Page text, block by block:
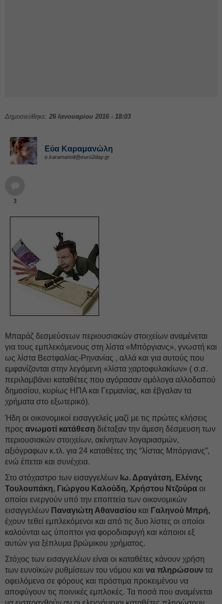
Δημοσιεύθηκε: 26 Ιανουαρίου 2016 - 18:03
Εύα Καραμανώλη
e.karamanoli@euro2day.gr
3
Μπαράζ δεσμεύσεων περιουσιακών στοιχείων αναμένεται
για τους εμπλεκόμενους στη λίστα «Μπόργιανς», γνωστή και
ως λίστα Βεστφαλίας-Ρηνανίας , αλλά και για αυτούς που
εμφανίζονται στην λεγόμενη «λίστα χαρτοφυλακίων» ( σ.σ.
περιλαμβάνει καταθέτες που αγόρασαν ομόλογα αλλοδαπού
δημοσίου, κυρίως ΗΠΑ και Γερμανίας, και έβγαλαν τα
χρήματα στο εξωτερικό).
Ήδη οι οικονομικοί εισαγγελείς μαζί με τις πρώτες κλήσεις
προς ανωμοτί κατάθεση διέταξαν την άμεση δέσμευση των
περιουσιακών στοιχείων, ακίνητων λογαριασμών,
αξιόγραφων κ.τλ. για 24 καταθέτες της “λίστας Μπόργιανς”,
ενώ έπεται και συνέχεια.
Στο στόχαστρο των εισαγγελέων Ιω. Δραγάτση, Ελένης
Τουλουπάκη, Γιώργου Καλούδη, Χρήστου Ντζούρα οι
οποίοι ενεργούν υπό την εποπτεία των οικονομικών
εισαγγελέων Παναγιώτη Αθανασίου και Γαληνού Μπρή,
έχουν τεθεί εμπλεκόμενοι και από τις δυο λίστες οι οποίοι
καλούνται ως ύποπτοι για φοροδιαφυγή και κάποιοι εξ
αυτών για ξέπλυμα βρώμικου χρήματος.
Στόχος των εισαγγελέων είναι οι καταθέτες κάνουν χρήση
των ευνοϊκών ρυθμίσεων του νόμου και να πληρώσουν τα
οφειλόμενα σε φόρους και πρόστιμα προκειμένου να
αποφύγουν τις ποινικές εμπλοκές. Τα ποσά που αναμένεται